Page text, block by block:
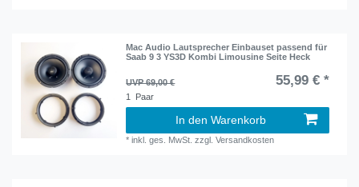
Mac Audio Lautsprecher Einbauset passend für
Saab 9 3 YS3D Kombi Limousine Seite Heck
UVP 69,00 € 55,99 € *
1 Paar
In den Warenkorb
*inkl. ges. MwSt. zzgl.Versandkosten